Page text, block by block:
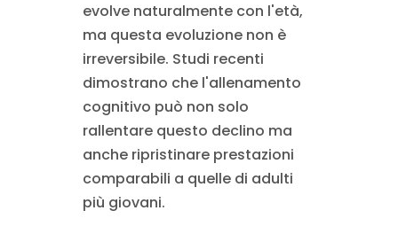
evolve naturalmente con l'età,
ma questa evoluzione non è
irreversibile. Studi recenti
dimostrano che l'allenamento
cognitivo può non solo
rallentare questo declino ma
anche ripristinare prestazioni
comparabili a quelle di adulti
più giovani.